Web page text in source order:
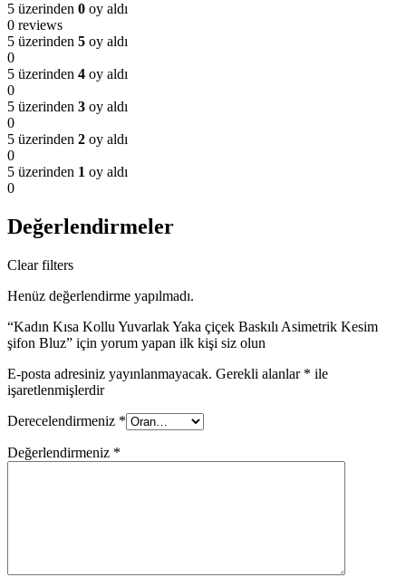
5 üzerinden 0 oy aldı
0 reviews
5 üzerinden 5 oy aldı
0
5 üzerinden 4 oy aldı
0
5 üzerinden 3 oy aldı
0
5 üzerinden 2 oy aldı
0
5 üzerinden 1 oy aldı
0
Değerlendirmeler
Clear filters
Henüz değerlendirme yapılmadı.
“Kadın Kısa Kollu Yuvarlak Yaka çiçek Baskılı Asimetrik Kesim
şifon Bluz” için yorum yapan ilk kişi siz olun
E-posta adresiniz yayınlanmayacak. Gerekli alanlar * ile
işaretlenmişlerdir
Derecelendirmeniz *
Değerlendirmeniz *